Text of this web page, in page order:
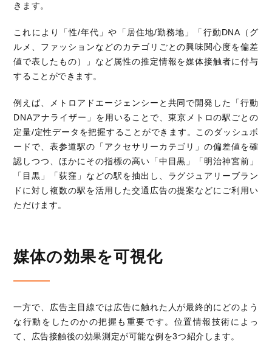
きます。
これにより「性/年代」や「居住地/勤務地」「行動DNA （グ
ルメ、ファッションなどのカテゴリごとの興味関心度を偏差
値で表したもの）」など属性の推定情報を媒体接触者に付与
することができます。
例えば、メトロアドエージェンシーと共同で開発した「行動
DNAアナライザー」を用いることで、東京メトロの駅ごとの
定量/定性データを把握することができます。このダッシュボ
ードで、表参道駅の「アクセサリーカテゴリ」の偏差値を確
認しつつ、ほかにその指標の高い「中目黒」「明治神宮前」
「目黒」「荻窪」などの駅を抽出し、ラグジュアリーブラン
ドに対し複数の駅を活用した交通広告の提案などにご利用い
ただけます。
媒体の効果を可視化
一方で、広告主目線では広告に触れた人が最終的にどのよう
な行動をしたのかの把握も重要です。位置情報技術によっ
て、広告接触後の効果測定が可能な例を3つ紹介します。